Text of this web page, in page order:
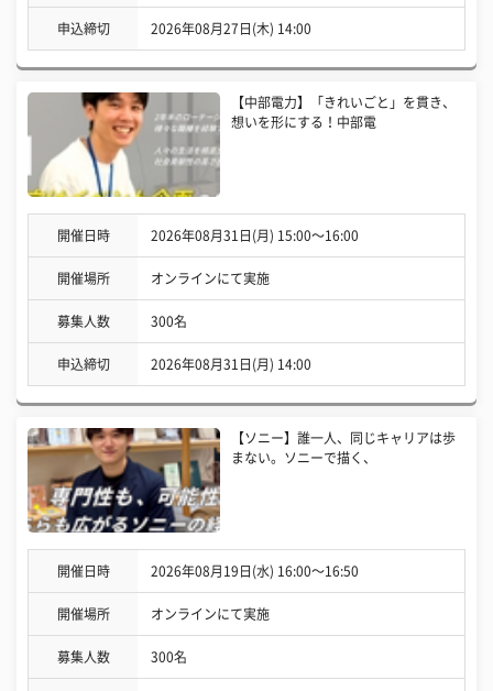
申込締切 2026年08月27日(木) 14:00
【中部電力】「きれいごと」を貫き、
想いを形にする！中部電
開催日時 2026年08月31日(月) 15:00〜16:00
開催場所 オンラインにて実施
募集人数 300名
申込締切 2026年08月31日(月) 14:00
【ソニー】誰一人、同じキャリアは歩
まない。ソニーで描く、
開催日時 2026年08月19日(水) 16:00〜16:50
開催場所 オンラインにて実施
募集人数 300名